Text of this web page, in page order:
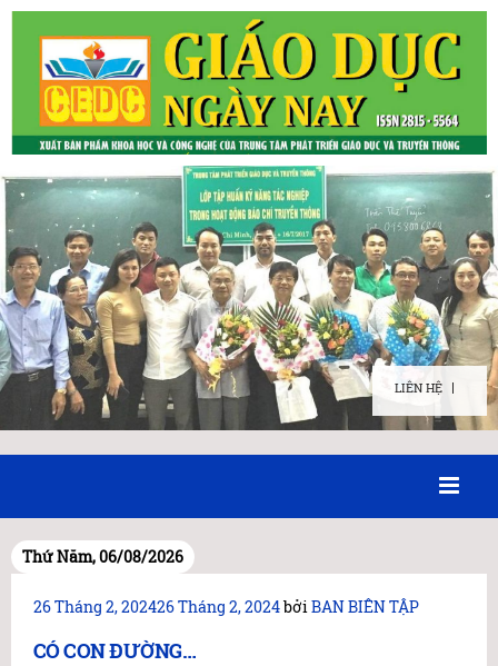
LIÊN HỆ
Thứ Năm, 06/08/2026
Đăng
26 Tháng 2, 202426 Tháng 2, 2024bởiBAN BIÊN TẬP
CÓ CON ĐƯỜNG…